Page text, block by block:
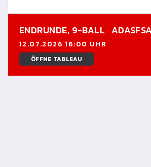
ENDRUNDE, 9-BALL ADASFSA
12.07.2026 16:00 UHR
ÖFFNE TABLEAU